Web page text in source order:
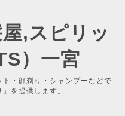
,スピリッ
）一宮
・顔剃り・シャンプーなどで
を提供します。